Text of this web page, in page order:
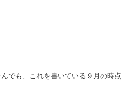
でも、これを書いている９月の時点